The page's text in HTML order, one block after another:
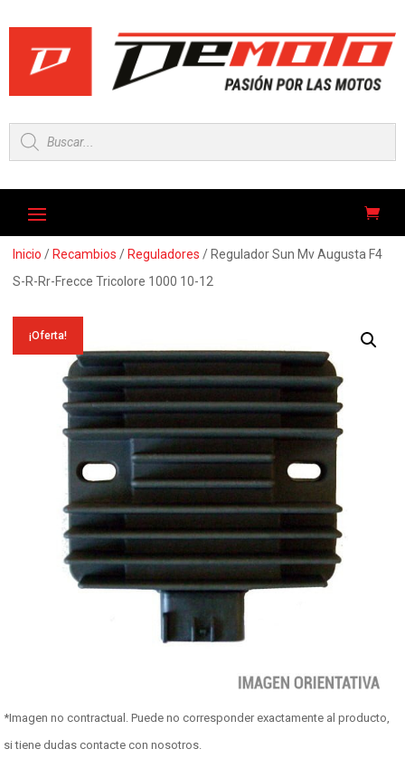
Búsqueda
de
productos
Inicio / Recambios / Reguladores / Regulador Sun Mv Augusta F4
S-R-Rr-Frecce Tricolore 1000 10-12
¡Oferta!
*Imagen no contractual. Puede no corresponder exactamente al producto,
si tiene dudas contacte con nosotros.